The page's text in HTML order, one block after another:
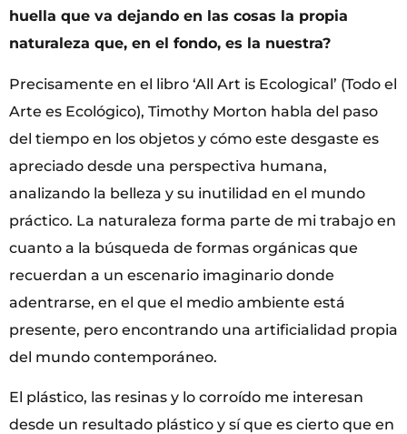
huella que va dejando en las cosas la propia
naturaleza que, en el fondo, es la nuestra?
Precisamente en el libro ‘All Art is Ecological’ (Todo el
Arte es Ecológico), Timothy Morton habla del paso
del tiempo en los objetos y cómo este desgaste es
apreciado desde una perspectiva humana,
analizando la belleza y su inutilidad en el mundo
práctico. La naturaleza forma parte de mi trabajo en
cuanto a la búsqueda de formas orgánicas que
recuerdan a un escenario imaginario donde
adentrarse, en el que el medio ambiente está
presente, pero encontrando una artificialidad propia
del mundo contemporáneo.
El plástico, las resinas y lo corroído me interesan
desde un resultado plástico y sí que es cierto que en